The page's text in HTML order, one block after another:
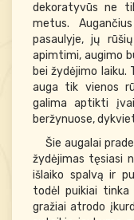
dekoratyvūs ne
metus.
pasaulyje, jų
apimtimi, augimo
bei žydėjimo laiku.
auga tik vienos
galima aptikti
beržynuose,
Šie augalai
žydėjimas tęsiasi
išlaiko spalvą ir
todėl puikiai tinka
gražiai atrodo